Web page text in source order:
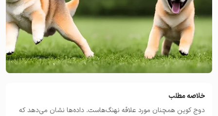
خلاصه مطلب
دوج کوین همچنان مورد علاقه نهنگ‌هاست. داده‌ها نشان می‌دهد که